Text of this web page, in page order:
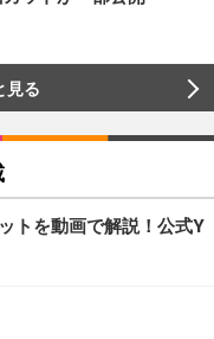
見る
トを動画で解説！公式Y